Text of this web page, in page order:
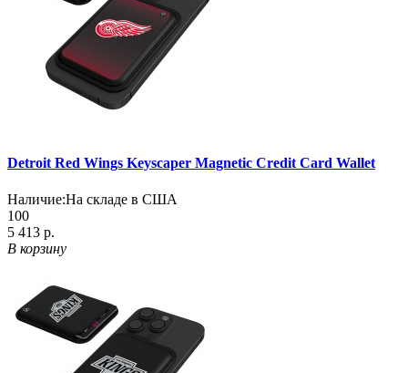
Detroit Red Wings Keyscaper Magnetic Credit Card Wallet
Наличие:На складе в США
100
5 413 р.
В корзину